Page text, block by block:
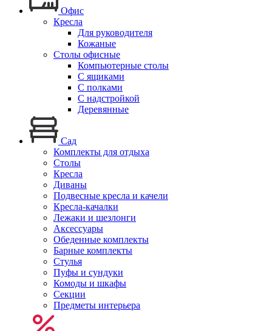
Офис
Кресла
Для руководителя
Кожаные
Столы офисные
Компьютерные столы
С ящиками
С полками
С надстройкой
Деревянные
Сад
Комплекты для отдыха
Столы
Кресла
Диваны
Подвесные кресла и качели
Кресла-качалки
Лежаки и шезлонги
Аксессуары
Обеденные комплекты
Барные комплекты
Стулья
Пуфы и сундуки
Комоды и шкафы
Секции
Предметы интерьера